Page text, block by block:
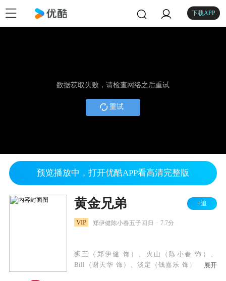
下载APP
数据获取失败，请检查网络之后重试
重试
预览播放中，打开优酷APP看高清完整版
黄金兄弟 +追
VIP 郑伊健陈小春五子回归 7.7分
狮王（郑伊健 饰）、火山（陈小春 饰）、
Bill（谢天华 饰）、淡定（钱嘉乐 饰）、老鼠
展开